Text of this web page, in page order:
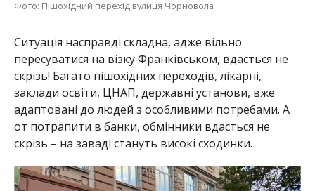
Фото: Пішохідний перехід вулиця Чорновола
Ситуація насправді складна, адже вільно
пересуватися на візку Франківськом, вдасться не
скрізь! Багато пішохідних переходів, лікарні,
заклади освіти, ЦНАП, державні установи, вже
адаптовані до людей з особливими потребами. А
от потрапити в банки, обмінники вдасться не
скрізь – на заваді стануть високі сходинки.